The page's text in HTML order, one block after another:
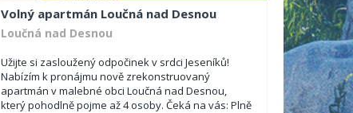
Volný apartmán Loučná nad Desnou
Loučná nad Desnou
Užijte si zasloužený odpočinek v srdci Jeseníků!
Nabízím k pronájmu nově zrekonstruovaný
apartmán v malebné obci Loučná nad Desnou,
který pohodlně pojme až 4 osoby. Čeká na vás: Plně